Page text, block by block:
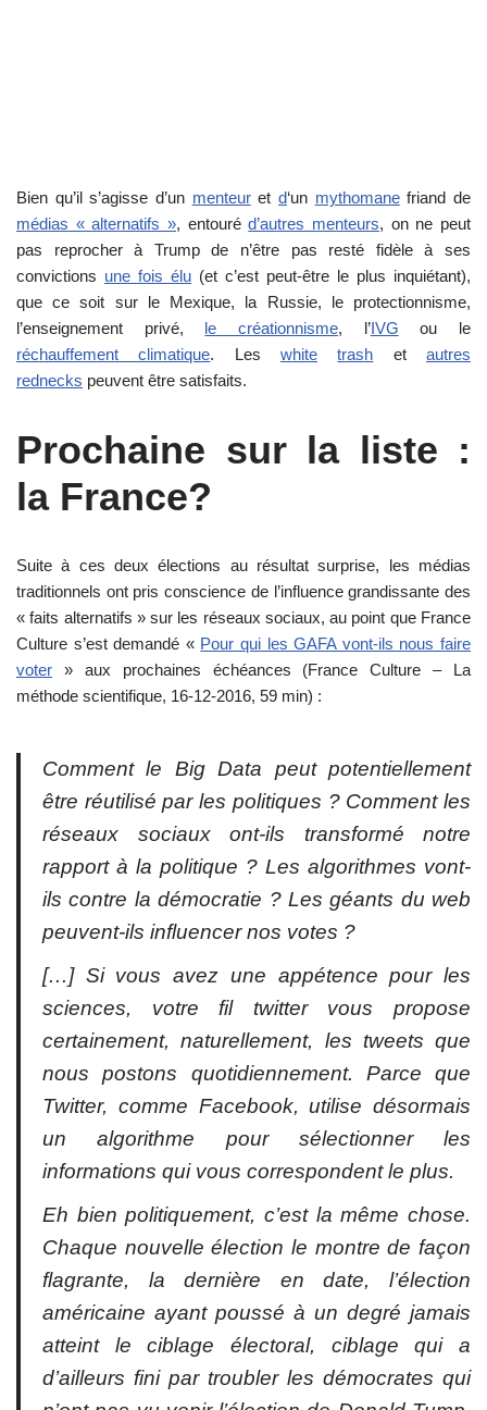
Bien qu’il s’agisse d’un menteuretd‘un mythomanefriand de
médias « alternatifs », entouréd’autres menteurs, on ne peut
pas reprocher à Trump de n’être pas resté fidèle à ses
convictions une fois élu (et c’est peut-être le plus inquiétant),
que ce soit sur le Mexique, la Russie, le protectionnisme,
l’enseignement privé, le créationnisme, l’IVG ou le
réchauffement climatique. Leswhite trash etautres
rednecks peuvent être satisfaits.
Prochaine sur la liste :
la France?
Suite à ces deux élections au résultat surprise, les médias
traditionnels ont pris conscience de l’influence grandissante des
« faits alternatifs » sur les réseaux sociaux, au point que France
Culture s’est demandé « Pour qui les GAFA vont-ils nous faire
voter » aux prochaines échéances (France Culture – La
méthode scientifique, 16-12-2016, 59 min) :
Comment le Big Data peut potentiellement
être réutilisé par les politiques ? Comment les
réseaux sociaux ont-ils transformé notre
rapport à la politique ? Les algorithmes vont-
ils contre la démocratie ? Les géants du web
peuvent-ils influencer nos votes ?
[…] Si vous avez une appétence pour les
sciences, votre fil twitter vous propose
certainement, naturellement, les tweets que
nous postons quotidiennement. Parce que
Twitter, comme Facebook, utilise désormais
un algorithme pour sélectionner les
informations qui vous correspondent le plus.
Eh bien politiquement, c’est la même chose.
Chaque nouvelle élection le montre de façon
flagrante, la dernière en date, l’élection
américaine ayant poussé à un degré jamais
atteint le ciblage électoral, ciblage qui a
d’ailleurs fini par troubler les démocrates qui